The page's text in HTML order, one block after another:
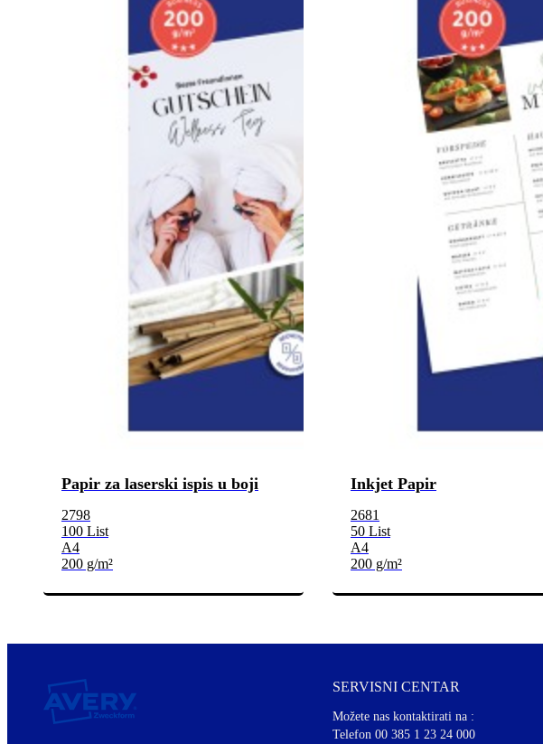
Papir za laserski ispis u boji
2798
100 List
A4
200 g/m²
Inkjet Papir
2681
50 List
A4
200 g/m²
SERVISNI CENTAR
Možete nas kontaktirati na :
Telefon 00 385 1 23 24 000